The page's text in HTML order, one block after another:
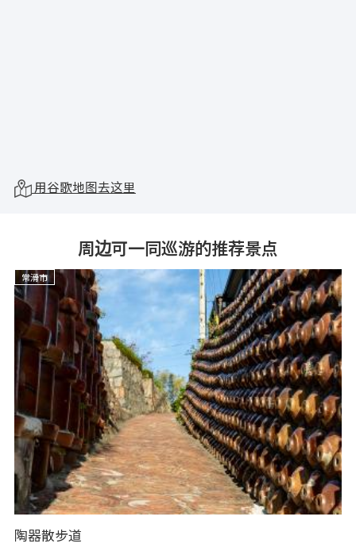
用谷歌地图去这里
周边可一同巡游的推荐景点
常滑市
陶器散步道